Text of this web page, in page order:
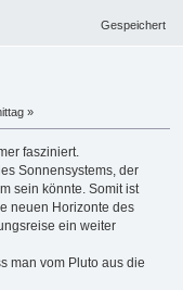
Gespeichert
»
fasziniert.
Sonnensystems, der
sein könnte. Somit ist
neuen Horizonte des
ein weiter
man vom Pluto aus die